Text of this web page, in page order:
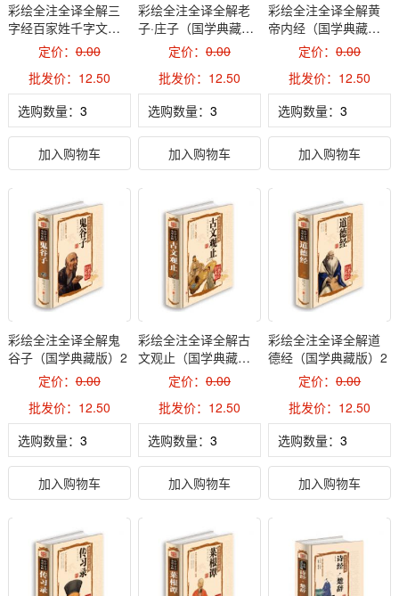
彩绘全注全译全解三
字经百家姓千字文
（国学典藏版）2
定价：0.00
批发价：12.50
选购数量：
加入购物车
彩绘全注全译全解老
子·庄子（国学典藏
版）2定价： 0.00
批发价：12.50
选购数量：
加入购物车
彩绘全注全译全解黄
帝内经（国学典藏
版）2定价：0.00
批发价：12.50
选购数量：
加入购物车
彩绘全注全译全解鬼
谷子（国学典藏版）2
定价：0.00
批发价：12.50
选购数量：
加入购物车
彩绘全注全译全解古
文观止（国学典藏
版）2定价： 0.00
批发价：12.50
选购数量：
加入购物车
彩绘全注全译全解道
德经（国学典藏版）2
定价：0.00
批发价：12.50
选购数量：
加入购物车